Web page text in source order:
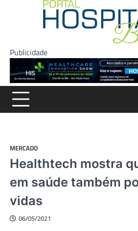
Publicidade
MERCADO
Healthtech mostra
em saúde também
vidas
06/05/2021